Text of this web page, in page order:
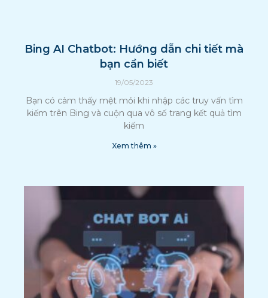
Bing AI Chatbot: Hướng dẫn chi tiết mà
bạn cần biết
19/05/2023
Bạn có cảm thấy mệt mỏi khi nhập các truy vấn tìm
kiếm trên Bing và cuộn qua vô số trang kết quả tìm
kiếm
Xem thêm »